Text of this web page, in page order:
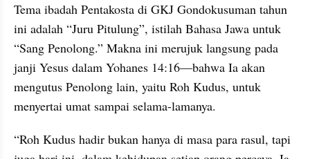
Tema ibadah Pentakosta di GKJ Gondokusuman tahun
ini adalah “Juru Pitulung”, istilah Bahasa Jawa untuk
“Sang Penolong.” Makna ini merujuk langsung pada
janji Yesus dalam Yohanes 14:16—bahwa Ia akan
mengutus Penolong lain, yaitu Roh Kudus, untuk
menyertai umat sampai selama-lamanya.
“Roh Kudus hadir bukan hanya di masa para rasul, tapi